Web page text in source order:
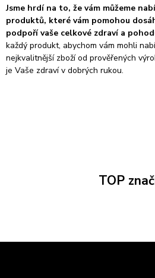
Jsme hrdí na to, že vám můžeme
produktů, které vám pomohou
podpoří vaše celkové zdraví a
každý produkt, abychom vám mohli
nejkvalitnější zboží od prověřených
je Vaše zdraví v dobrých rukou.
TOP